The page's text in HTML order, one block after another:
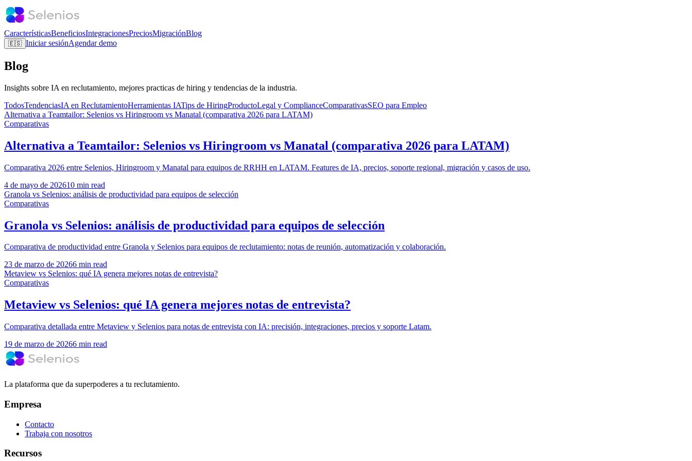
CaracterísticasBeneficiosIntegracionesPreciosMigraciónBlog
🇪🇸 Iniciar sesiónAgendar demo
Blog
Insights sobre IA en reclutamiento, mejores practicas de hiring y tendencias de la industria.
TodosTendenciasIA en ReclutamientoHerramientas IATips de HiringProductoLegal y ComplianceComparativasSEO para Empleo
Alternativa a Teamtailor: Selenios vs Hiringroom vs Manatal (comparativa 2026 para LATAM)
Comparativas
Alternativa a Teamtailor: Selenios vs Hiringroom vs Manatal (comparativa 2026 para LATAM)
Comparativa 2026 entre Selenios, Hiringroom y Manatal para equipos de RRHH en LATAM. Features de IA, precios, soporte regional, migración y casos de uso.
4 de mayo de 202610 min read
Granola vs Selenios: análisis de productividad para equipos de selección
Comparativas
Granola vs Selenios: análisis de productividad para equipos de selección
Comparativa de productividad entre Granola y Selenios para equipos de reclutamiento: notas de reunión, automatización y colaboración.
23 de marzo de 20266 min read
Metaview vs Selenios: qué IA genera mejores notas de entrevista?
Comparativas
Metaview vs Selenios: qué IA genera mejores notas de entrevista?
Comparativa detallada entre Metaview y Selenios para notas de entrevista con IA: precisión, integraciones, precios y soporte Latam.
19 de marzo de 20266 min read
La plataforma que da superpoderes a tu reclutamiento.
Empresa
Contacto
Trabaja con nosotros
Recursos